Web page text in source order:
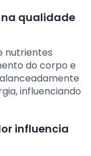
qualidade
nutrientes
do corpo e
influenciando
influencia